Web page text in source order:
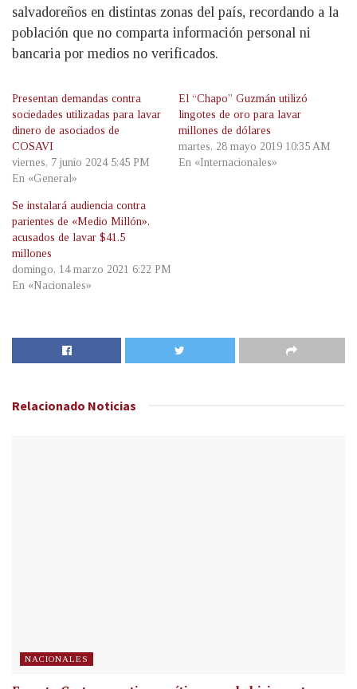
salvadoreños en distintas zonas del país, recordando a la
población que no comparta información personal ni
bancaria por medios no verificados.
Presentan demandas contra
sociedades utilizadas para lavar
dinero de asociados de
COSAVI
viernes, 7 junio 2024 5:45 PM
En «General»
El “Chapo” Guzmán utilizó
lingotes de oro para lavar
millones de dólares
martes, 28 mayo 2019 10:35 AM
En «Internacionales»
Se instalará audiencia contra
parientes de «Medio Millón»,
acusados de lavar $41.5
millones
domingo, 14 marzo 2021 6:22 PM
En «Nacionales»
Relacionado Noticias
NACIONALES